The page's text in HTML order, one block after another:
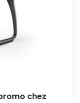
chez